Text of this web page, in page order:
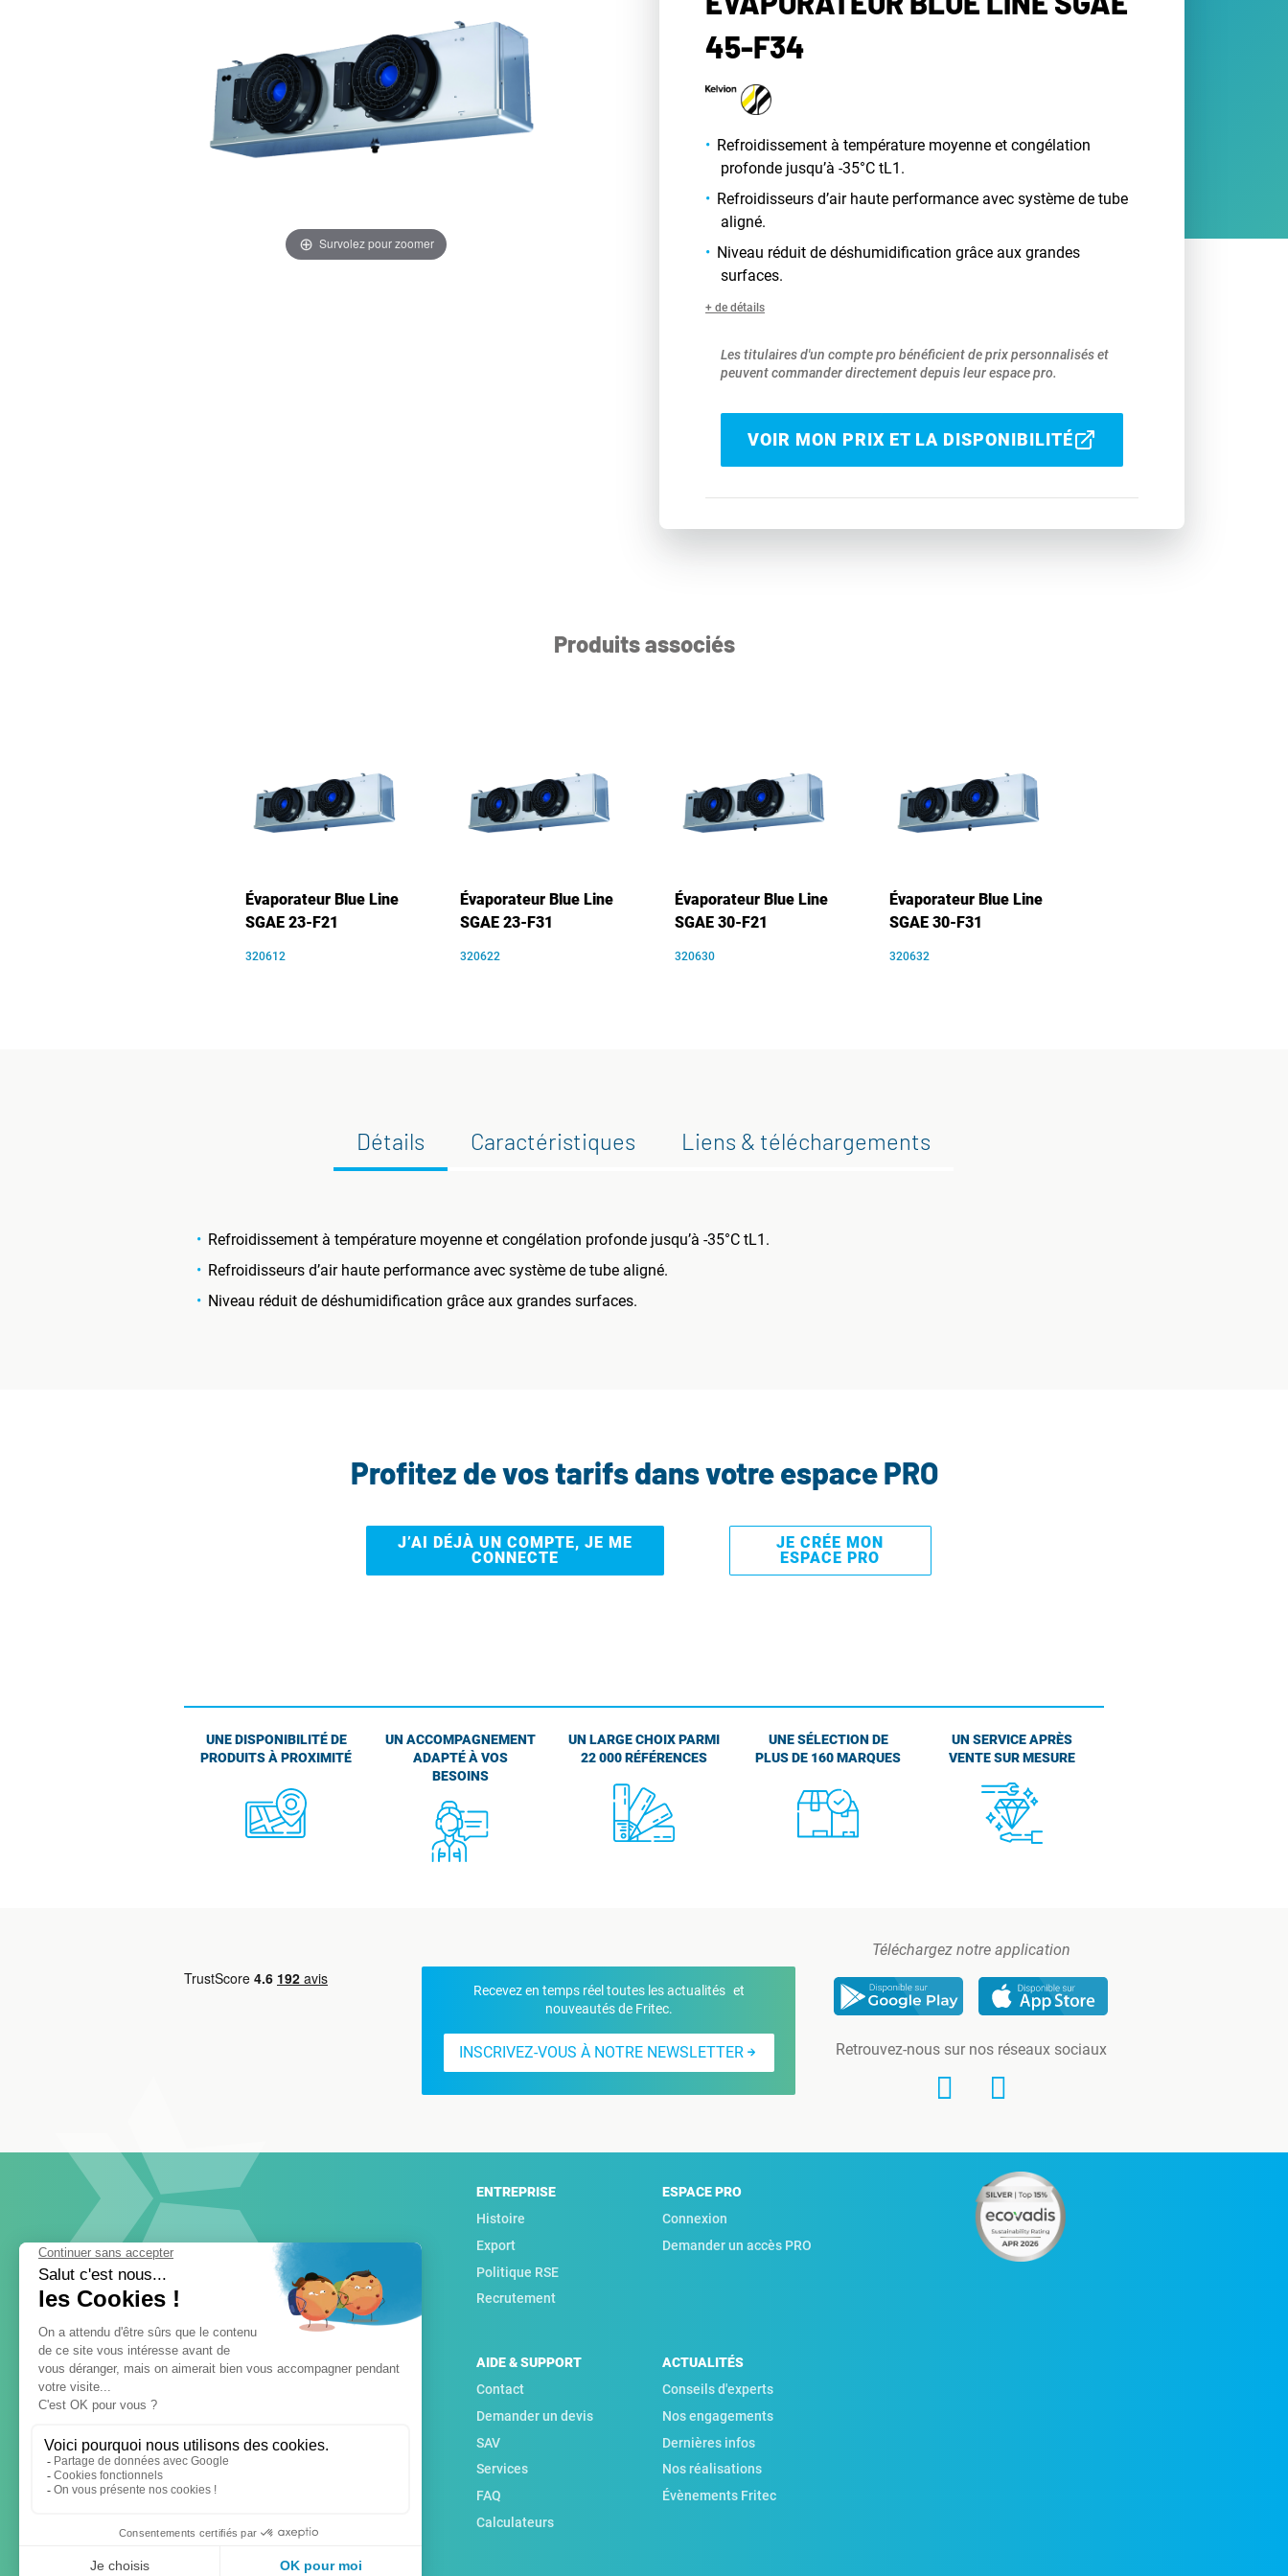
Survolez pour zoomer
45-F34
Refroidissement à température moyenne et congélation
profonde jusqu’à -35°C tL1.
Refroidisseurs d’air haute performance avec système de tube
aligné.
Niveau réduit de déshumidification grâce aux grandes
surfaces.
+ de détails
Les titulaires d'un compte pro bénéficient de prix personnalisés et
peuvent commander directement depuis leur espace pro.
VOIR MON PRIX ET LA DISPONIBILITÉ
Produits associés
Évaporateur Blue Line
SGAE 23-F21
320612
Évaporateur Blue Line
SGAE 23-F31
320622
Évaporateur Blue Line
SGAE 30-F21
320630
Évaporateur Blue Line
SGAE 30-F31
320632
Détails Caractéristiques Liens & téléchargements
Refroidissement à température moyenne et congélation profonde jusqu’à -35°C tL1.
Refroidisseurs d’air haute performance avec système de tube aligné.
Niveau réduit de déshumidification grâce aux grandes surfaces.
Profitez de vos tarifs dans votre espace PRO
J’AI DÉJÀ UN COMPTE, JE ME
CONNECTE
JE CRÉE MON
ESPACE PRO
UNE DISPONIBILITÉ DE
PRODUITS À PROXIMITÉ
UN ACCOMPAGNEMENT
ADAPTÉ À VOS
BESOINS
UN LARGE CHOIX PARMI
22 000 RÉFÉRENCES
UNE SÉLECTION DE
PLUS DE 160 MARQUES
UN SERVICE APRÈS
VENTE SUR MESURE
Recevez en temps réel toutes les actualités et
nouveautés de Fritec.
INSCRIVEZ-VOUS À NOTRE NEWSLETTER
Téléchargez notre application
Retrouvez-nous sur nos réseaux sociaux
ENTREPRISE
Histoire
Export
Politique RSE
Recrutement
ESPACE PRO
Connexion
Demander un accès PRO
AIDE & SUPPORT
Contact
Demander un devis
SAV
Services
FAQ
Calculateurs
ACTUALITÉS
Conseils d'experts
Nos engagements
Dernières infos
Nos réalisations
Évènements Fritec